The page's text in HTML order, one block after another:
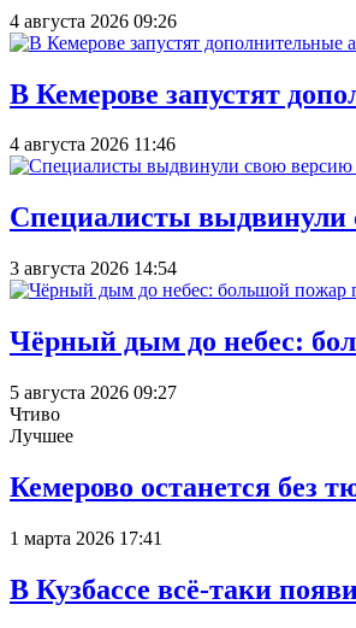
4 августа 2026 09:26
В Кемерове запустят
4 августа 2026 11:46
Специалисты
3 августа 2026 14:54
Чёрный дым до небес:
5 августа 2026 09:27
Чтиво
Лучшее
Кемерово останется без
1 марта 2026 17:41
В Кузбассе всё-таки